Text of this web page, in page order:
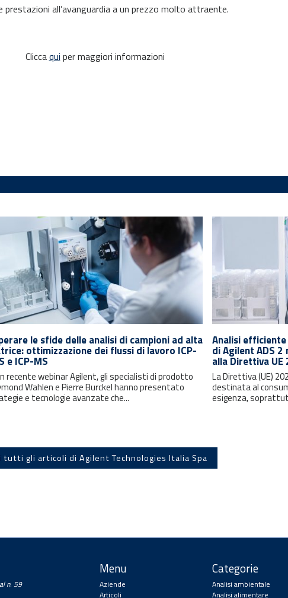
all’avanguardia a un prezzo molto attraente.
Cliccaqui per maggiori informazioni
le sfide delle analisi di campioni ad alta
ottimizzazione dei flussi di lavoro ICP-
e ICP-MS
recente webinar Agilent, gli specialisti di prodotto
Wahlen e Pierre Burckel hanno presentato
e tecnologie avanzate che...
Analisi efficiente
di Agilent ADS
alla Direttiva
La Direttiva (UE)
destinata al
esigenza,
tutti gli articoli di Agilent Technologies Italia Spa
n. 59
Menu
Aziende
Articoli
Categorie
Analisi ambientale
Analisi alimentare